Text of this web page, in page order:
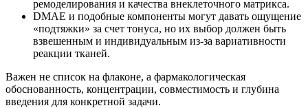
ремоделирования и качества внеклеточного матрикса.
DMAE и подобные компоненты могут давать ощущение
«подтяжки» за счет тонуса, но их выбор должен быть
взвешенным и индивидуальным из‑за вариативности
реакции тканей.
Важен не список на флаконе, а фармакологическая
обоснованность, концентрации, совместимость и глубина
введения для конкретной задачи.